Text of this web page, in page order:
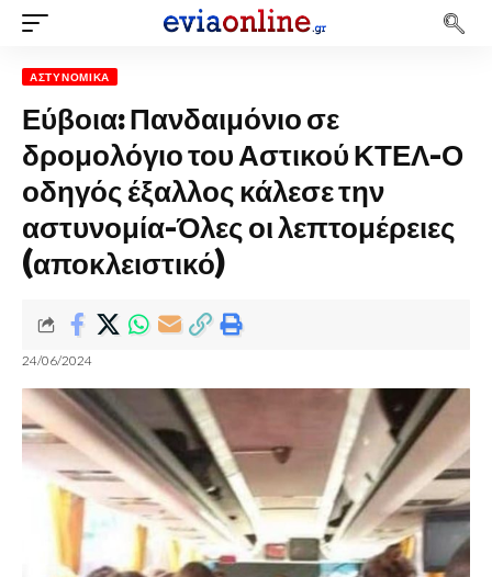
ΑΣΤΥΝΟΜΙΚΆ
Εύβοια: Πανδαιμόνιο σε
δρομολόγιο του Αστικού ΚΤΕΛ-Ο
οδηγός έξαλλος κάλεσε την
αστυνομία-Όλες οι λεπτομέρειες
(αποκλειστικό)
24/06/2024